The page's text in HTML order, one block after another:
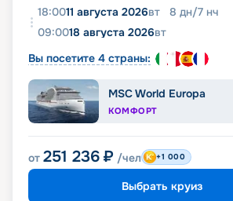
18:0011 августа 2026вт 8 дн/7 нч
09:0018 августа 2026вт
Вы посетите 4 страны:
MSC World Europa
КОМФОРТ
от 251 236 ₽ /чел +1 000
Выбрать круиз